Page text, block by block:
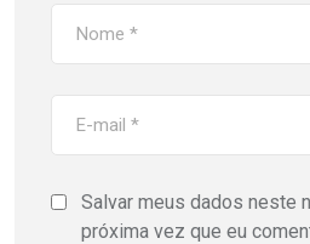
Salvar meus dados neste
próxima vez que eu